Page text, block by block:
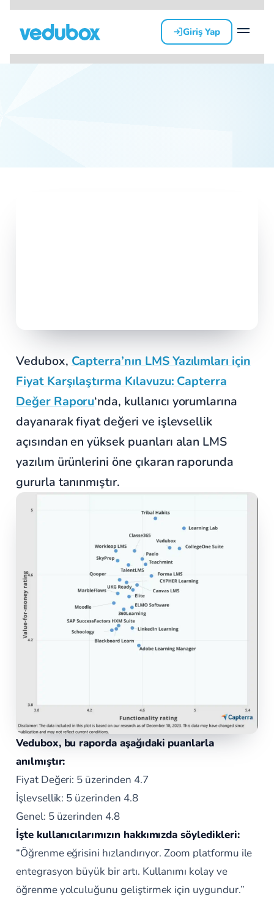
Giriş Yap
Vedubox, Capterra’nın LMS Yazılımları için
Fiyat Karşılaştırma Kılavuzu: Capterra
Değer Raporu‘nda, kullanıcı yorumlarına
dayanarak fiyat değeri ve işlevsellik
açısından en yüksek puanları alan LMS
yazılım ürünlerini öne çıkaran raporunda
gururla tanınmıştır.
Vedubox, bu raporda aşağıdaki puanlarla
anılmıştır:
Fiyat Değeri: 5 üzerinden 4.7
İşlevsellik: 5 üzerinden 4.8
Genel: 5 üzerinden 4.8
İşte kullanıcılarımızın hakkımızda söyledikleri:
“Öğrenme eğrisini hızlandırıyor. Zoom platformu ile
entegrasyon büyük bir artı. Kullanımı kolay ve
öğrenme yolculuğunu geliştirmek için uygundur.”